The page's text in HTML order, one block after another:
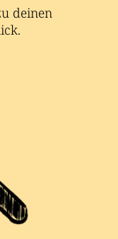
deinen